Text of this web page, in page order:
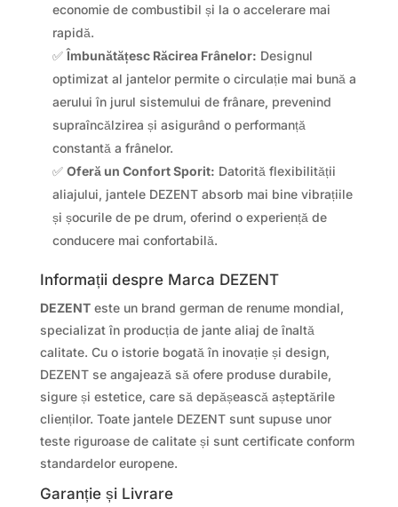
economie de combustibil și la o accelerare mai
rapidă.
✅Îmbunătățesc Răcirea Frânelor: Designul
optimizat al jantelor permite o circulație mai bună a
aerului în jurul sistemului de frânare, prevenind
supraîncălzirea și asigurând o performanță
constantă a frânelor.
✅ Oferă un Confort Sporit: Datorită flexibilității
aliajului, jantele DEZENT absorb mai bine vibrațiile
și șocurile de pe drum, oferind o experiență de
conducere mai confortabilă.
Informații despre Marca DEZENT
DEZENTeste un brand german de renume mondial,
specializat în producția de jante aliaj de înaltă
calitate. Cu o istorie bogată în inovație și design,
DEZENT se angajează să ofere produse durabile,
sigure și estetice, care să depășească așteptările
clienților. Toate jantele DEZENT sunt supuse unor
teste riguroase de calitate și sunt certificate conform
standardelor europene.
Garanție și Livrare